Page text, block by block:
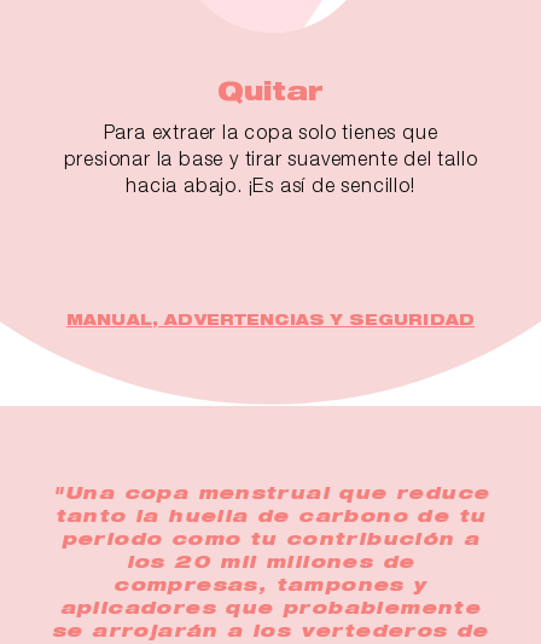
Quitar
Para extraer la copa solo tienes que
presionar la base y tirar suavemente del tallo
hacia abajo. ¡Es así de sencillo!
MANUAL, ADVERTENCIAS Y SEGURIDAD
"Una copa menstrual que reduce
tanto la huella de carbono de tu
periodo como tu contribución a
los 20 mil millones de
compresas, tampones y
aplicadores que probablemente
se arrojarán a los vertederos de